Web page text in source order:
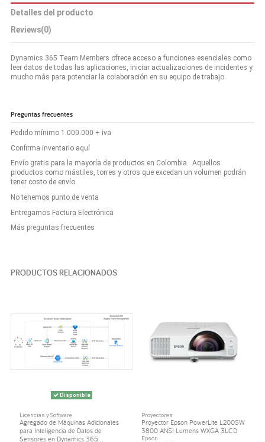
Detalles del producto
Reviews(0)
Dynamics 365 Team Members ofrece acceso a funciones esenciales como
leer datos de todas las aplicaciones, iniciar actualizaciones de incidentes y
mucho más para potenciar la colaboración en su equipo de trabajo.
Preguntas frecuentes
Pedido mínimo 1.000.000 + iva
Confirma inventario aquí
Envío gratis para la mayoría de productos en Colombia. Aquellos
productos como mástiles, torres y otros que excedan un volumen podrán
tener costo de envío.
No tenemos punto de venta
Entregamos Factura Electrónica
Más preguntas frecuentes
PRODUCTOS RELACIONADOS
Disponible
Licencias y Software
Agregado de Máquinas Adicionales
para Inteligencia de Datos de
Sensores en Dynamics 365...
Proyectores
Proyector Epson PowerLite L200SW
3800 ANSI Lumens WXGA 3LCD
Epson